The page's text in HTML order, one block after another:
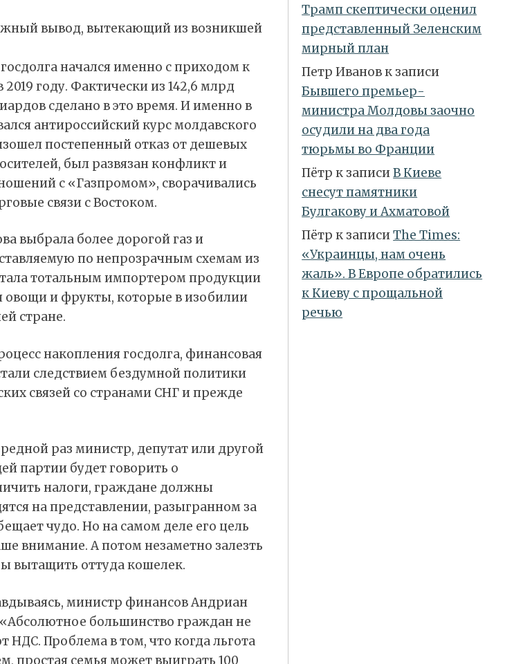
вывод, вытекающий из возникшей
начался именно с приходом к
году. Фактически из 142,6 млрд
сделано в это время. И именно в
антироссийский курс молдавского
постепенный отказ от дешевых
был развязан конфликт и
с «Газпромом», сворачивались
связи с Востоком.
выбрала более дорогой газ и
по непрозрачным схемам из
тотальным импортером продукции
овощи и фрукты, которые в изобилии
стране.
накопления госдолга, финансовая
следствием бездумной политики
связей со странами СНГ и прежде
раз министр, депутат или другой
партии будет говорить о
налоги, граждане должны
на представлении, разыгранном за
чудо. Но на самом деле его цель
внимание. А потом незаметно залезть
вытащить оттуда кошелек.
министр финансов Андриан
большинство граждан не
НДС. Проблема в том, что когда льгота
простая семья может выиграть 100
Трамп скептически оценил
представленный Зеленским
мирный план
Петр Ивановк записи
Бывшего премьер-
министра Молдовы заочно
осудили на два года
тюрьмы во Франции
Пётр к записиВ Киеве
снесут памятники
Булгакову и Ахматовой
Пётр к записиТhe Times:
«Украинцы, нам очень
жаль». В Европе обратились
к Киеву с прощальной
речью